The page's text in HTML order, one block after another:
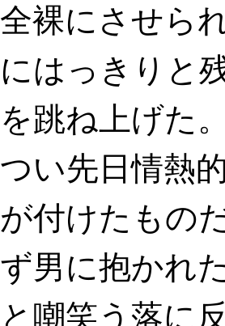
全裸にさせら
にはっきりと
を跳ね上げた
つい先日情熱
が付けたもの
ず男に抱かれ
と嘲笑う落に